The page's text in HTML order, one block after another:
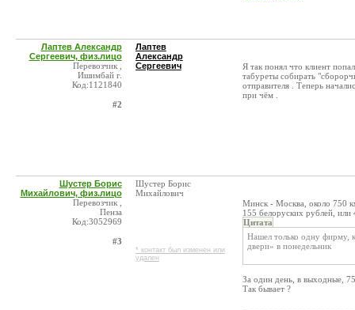
Лаптев Александр
Сергеевич, физ.лицо
Перевозчик ,
Ишимбай г.
Код:1121840
#2
Лаптев
Александр
Сергеевич
Я так понял что клиент
табуреты собирать
отправителя . Теперь
при чём .
Шустер Борис
Михайлович, физ.лицо
Перевозчик ,
Пенза
Код:3052969
#3
Шустер Борис
Михайлович
* контакт был изменен или
удален
Минск - Москва, около 750
155 белоруских рублей,
Цитата
Нашел только одну фирму,
двери» в понедельник
За один день, в выходные,
Так бывает ?